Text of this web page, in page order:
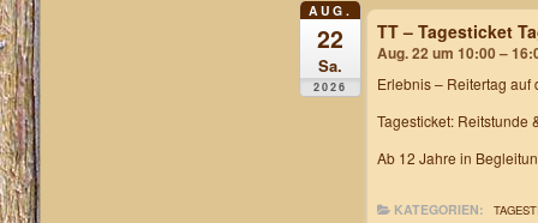
AUG.
22
Sa.
2026
TT – Tagesticket
Aug. 22 um 10:00 –
Erlebnis – Reitertag auf
Tagesticket: Reitstunde
Ab 12 Jahre in
KATEGORIEN: